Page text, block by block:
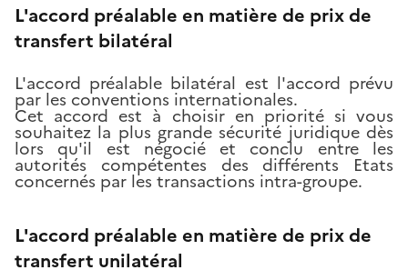
L'accord préalable en matière de prix de
transfert bilatéral
L'accord préalable bilatéral est l'accord prévu
par les conventions internationales.
Cet accord est à choisir en priorité si vous
souhaitez la plus grande sécurité juridique dès
lors qu'il est négocié et conclu entre les
autorités compétentes des différents Etats
concernés par les transactions intra-groupe.
L'accord préalable en matière de prix de
transfert unilatéral